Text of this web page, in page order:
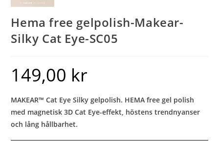
Hema free gelpolish-Makear-
Silky Cat Eye-SC05
149,00 kr
MAKEAR™ Cat Eye Silky gelpolish. HEMA free gel polish
med magnetisk 3D Cat Eye-effekt, höstens trendnyanser
och lång hållbarhet.